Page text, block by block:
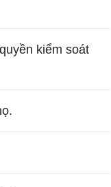
kiểm soát